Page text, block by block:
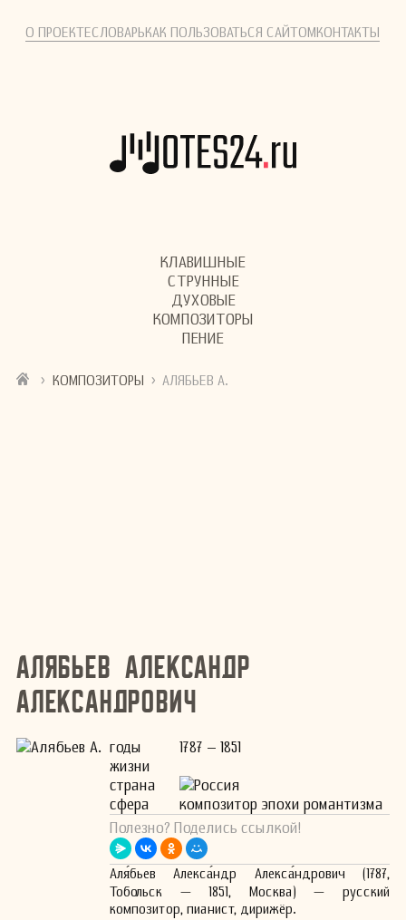
О ПРОЕКТЕСЛОВАРЬКАК ПОЛЬЗОВАТЬСЯ САЙТОМКОНТАКТЫ
КЛАВИШНЫЕ
СТРУННЫЕ
ДУХОВЫЕ
КОМПОЗИТОРЫ
ПЕНИЕ
› КОМПОЗИТОРЫ › АЛЯБЬЕВ А.
Алябьев Александр
Александрович
годы
жизни
1787 – 1851
страна
Россия
сфера
композитор эпохи романтизма
Полезно? Поделись ссылкой!
Аля́бьев Алекса́ндр Алекса́ндрович (1787,
Тобольск — 1851, Москва) — русский
композитор, пианист, дирижёр.